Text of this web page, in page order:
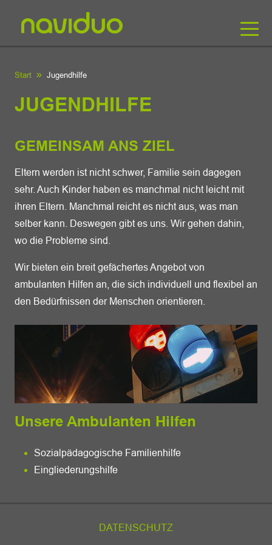
Start Jugendhilfe
JUGENDHILFE
GEMEINSAM ANS ZIEL
Eltern werden ist nicht schwer, Familie sein dagegen
sehr. Auch Kinder haben es manchmal nicht leicht mit
ihren Eltern. Manchmal reicht es nicht aus, was man
selber kann. Deswegen gibt es uns. Wir gehen dahin,
wo die Probleme sind.
Wir bieten ein breit gefächertes Angebot von
ambulanten Hilfen an, die sich individuell und flexibel an
den Bedürfnissen der Menschen orientieren.
Unsere Ambulanten Hilfen
Sozialpädagogische Familienhilfe
Eingliederungshilfe
DATENSCHUTZ